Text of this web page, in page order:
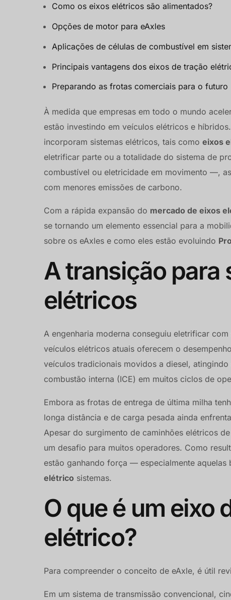
Como os eixos elétricos são alimentados?
Opções de motor para eAxles
Aplicações de células de combustível em
Principais vantagens dos eixos de tração
Preparando as frotas comerciais para o futuro
À medida que empresas em todo o mundo
estão investindo em veículos elétricos e
incorporam sistemas elétricos, tais como eixos
eletrificar parte ou a totalidade do sistema de
combustível ou eletricidade em movimento —,
com menores emissões de carbono.
Com a rápida expansão do mercado de eixos
se tornando um elemento essencial para a
sobre os eAxles e como eles estão evoluindo
A transição para
elétricos
A engenharia moderna conseguiu eletrificar
veículos elétricos atuais oferecem o
veículos tradicionais movidos a diesel,
combustão interna (ICE) em muitos ciclos de
Embora as frotas de entrega de última milha
longa distância e de carga pesada ainda
Apesar do surgimento de caminhões elétricos
um desafio para muitos operadores. Como
estão ganhando força — especialmente aquelas
elétrico sistemas.
O que é um eixo
elétrico?
Para compreender o conceito de eAxle, é útil
Em um sistema de transmissão convencional,